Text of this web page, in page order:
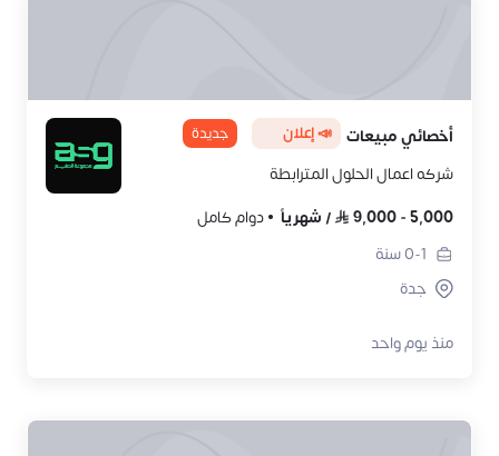
أخصائي مبيعات 📣 إعلان جديدة
شركه اعمال الحلول المترابطة
5,000
-
9,000
/ شهرياً
دوام كامل
0-1سنة
جدة
منذ يوم واحد